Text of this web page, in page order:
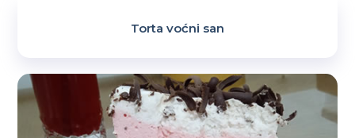
Torta voćni san